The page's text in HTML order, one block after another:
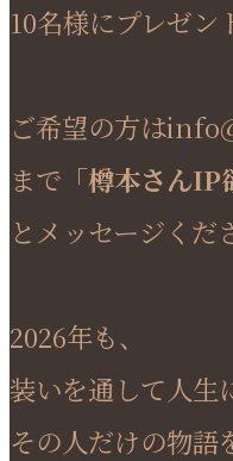
10名様にプレゼン
ご希望の方は
まで 「樽本さんIP
とメッセージくだ
2026年も、
装いを通して人生
その人だけの物語